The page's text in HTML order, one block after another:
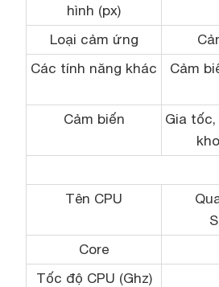
hình (px)
Loại cảm ứng
Các tính năng khác
Cảm
Cảm biến
Gia
Tên CPU
Core
Tốc độ CPU (Ghz)